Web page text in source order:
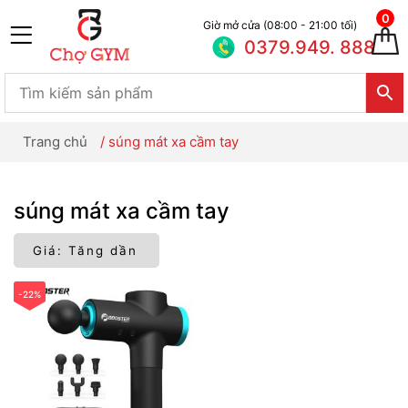
Giờ mở cửa (08:00 - 21:00 tối)
0379.949. 888
0
Trang chủ / súng mát xa cầm tay
súng mát xa cầm tay
-22%